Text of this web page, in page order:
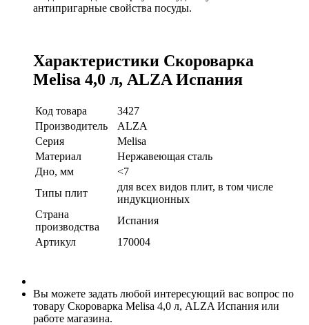
антипригарные свойства посуды.
Характеристики Скороварка
Melisa 4,0 л, ALZA Испания
Код товара
3427
Производитель
ALZA
Серия
Melisa
Материал
Нержавеющая сталь
Дно, мм
<7
Типы плит
для всех видов плит, в том числе
индукционных
Страна
производства
Испания
Артикул
170004
Вы можете задать любой интересующий вас вопрос по
товару Скороварка Melisa 4,0 л, ALZA Испания или
работе магазина.